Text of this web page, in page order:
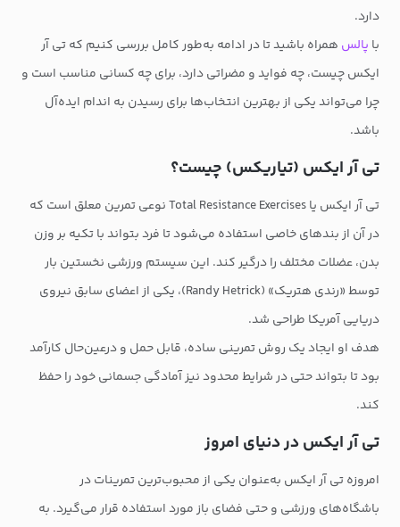
دارد.
با پالس همراه باشید تا در ادامه به‌طور کامل بررسی کنیم که تی آر
ایکس چیست، چه فواید و مضراتی دارد، برای چه کسانی مناسب است و
چرا می‌تواند یکی از بهترین انتخاب‌ها برای رسیدن به اندام ایده‌آل
باشد.
تی آر ایکس (تیاریکس) چیست؟
تی آر ایکس یا Total Resistance Exercises نوعی تمرین معلق است که
در آن از بندهای خاصی استفاده می‌شود تا فرد بتواند با تکیه بر وزن
بدن، عضلات مختلف را درگیر کند. این سیستم ورزشی نخستین بار
توسط «رندی هتریک» (Randy Hetrick)، یکی از اعضای سابق نیروی
دریایی آمریکا طراحی شد.
هدف او ایجاد یک روش تمرینی ساده، قابل حمل و درعین‌حال کارآمد
بود تا بتواند حتی در شرایط محدود نیز آمادگی جسمانی خود را حفظ
کند.
تی آر ایکس در دنیای امروز
امروزه تی آر ایکس به‌عنوان یکی از محبوب‌ترین تمرینات در
باشگاه‌های ورزشی و حتی فضای باز مورد استفاده قرار می‌گیرد. به